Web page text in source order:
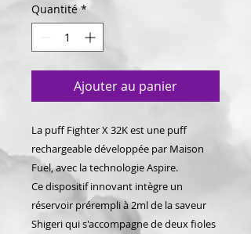
Quantité *
Ajouter au panier
La puff Fighter X 32K est une puff
rechargeable développée par Maison
Fuel, avec la technologie Aspire.
Ce dispositif innovant intègre un
réservoir prérempli à 2ml de la saveur
Shigeri qui s'accompagne de deux fioles